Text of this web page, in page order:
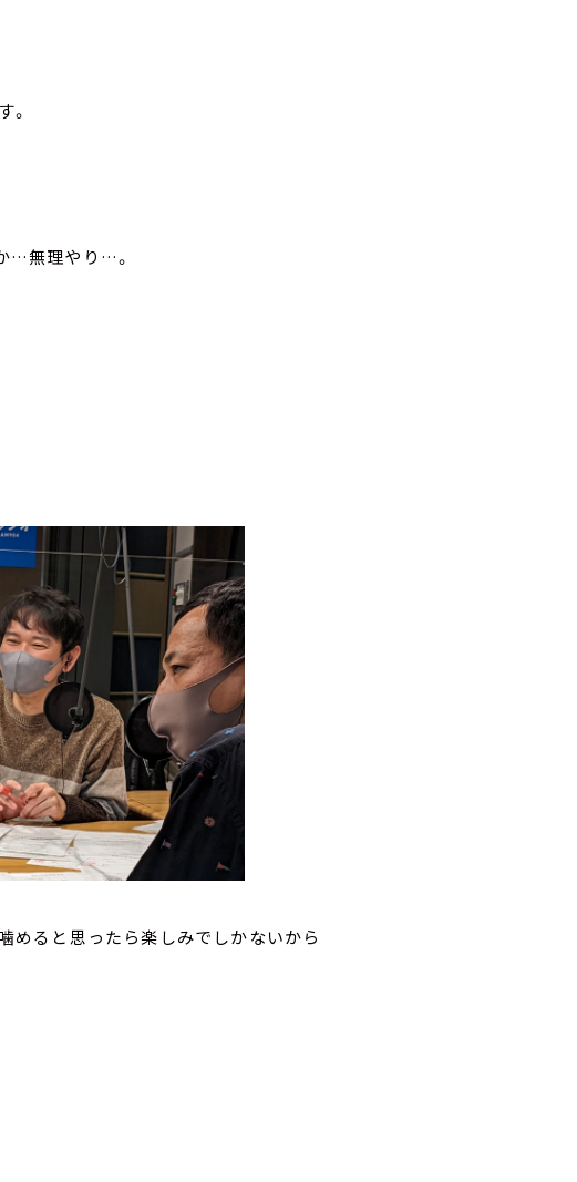
。
…無理やり…。
めると思ったら楽しみでしかないから